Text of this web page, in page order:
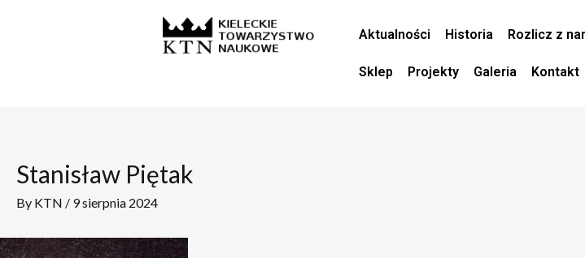
Aktualności Historia Rozlicz z
Sklep Projekty Galeria Kontakt
Stanisław Piętak
By KTN / 9 sierpnia 2024